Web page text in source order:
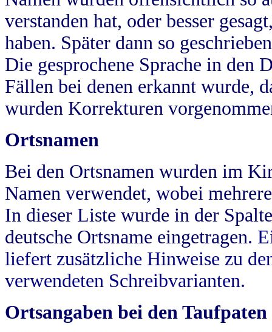
verstanden hat, oder besser
haben. Später dann so
Die gesprochene Sprache in
Fällen bei denen erkannt wurde,
wurden Korrekturen
Ortsnamen
Bei den Ortsnamen wurden im
Namen verwendet, wobei
In dieser Liste wurde in der
deutsche Ortsname eingetragen.
liefert zusätzliche Hinweise zu
verwendeten Schreibvarianten.
Ortsangaben bei den Taufpaten